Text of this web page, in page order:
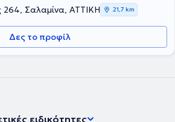
στις ΗΠΑ. Επιπλέον έχει παρακολουθήσει
hands on courses. Έχει 25 χρόνια
περιστατικά μεγάλου βαθμού δυσκολίας
και αφαίρεσης σπασμένων εργαλείων
στις ακρορριζεκτομές και αφαίρεση
Σαλαμίνα, ΑΤΤΙΚΗ 21,7 km
Δες το προφίλ
ειδικότητες